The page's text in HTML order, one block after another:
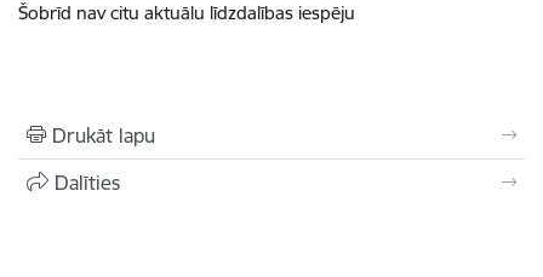
Šobrīd nav citu aktuālu līdzdalības iespēju
Drukāt lapu
Dalīties